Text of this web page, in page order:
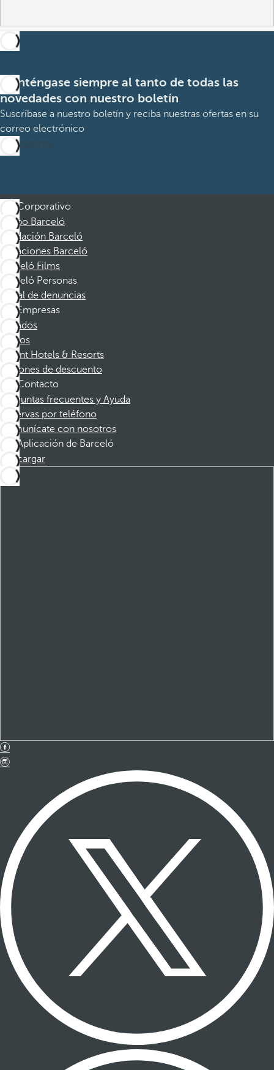
Manténgase siempre al tanto de todas las
novedades con nuestro boletín
Suscríbase a nuestro boletín y reciba nuestras ofertas en su
correo electrónico
Suscribirme
Corporativo
Grupo Barceló
Fundación Barceló
Vacaciones Barceló
Barceló Films
Barceló Personas
Canal de denuncias
Empresas
Afiliados
Socios
Dorint Hotels & Resorts
Cupones de descuento
Contacto
Preguntas frecuentes y Ayuda
Reservas por teléfono
Comunícate con nosotros
Aplicación de Barceló
Descargar